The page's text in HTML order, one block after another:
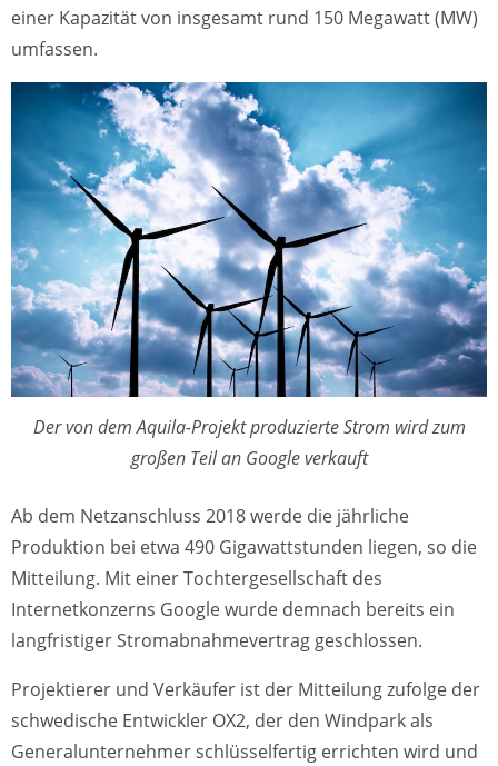
einer Kapazität von insgesamt rund 150 Megawatt (MW)
umfassen.
Der von dem Aquila-Projekt produzierte Strom wird zum
großen Teil an Google verkauft
Ab dem Netzanschluss 2018 werde die jährliche
Produktion bei etwa 490 Gigawattstunden liegen, so die
Mitteilung. Mit einer Tochtergesellschaft des
Internetkonzerns Google wurde demnach bereits ein
langfristiger Stromabnahmevertrag geschlossen.
Projektierer und Verkäufer ist der Mitteilung zufolge der
schwedische Entwickler OX2, der den Windpark als
Generalunternehmer schlüsselfertig errichten wird und